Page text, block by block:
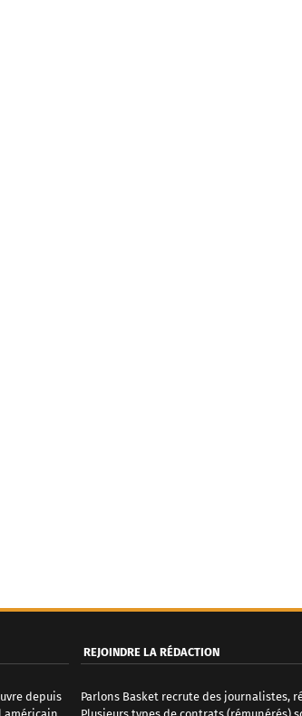
depuis
REJOINDRE LA RÉDACTION
Parlons Basket recrute des journalistes,